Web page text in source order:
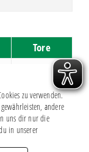
Tore
zu verwenden.
andere
uns dir nur die
in unserer